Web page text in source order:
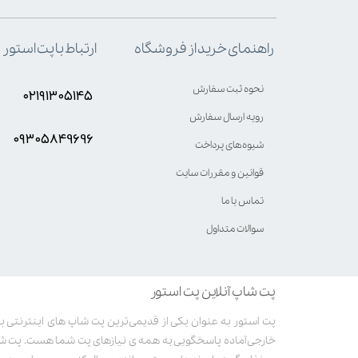
پت شاپ آنلاین پت استور
خارجی آماده پاسخگویی به همه ی نیازهای پت شما هست. پت
راهنمای خرید از فروشگاه
نحوه ثبت سفارش
رویه ارسال سفارش
شیوه‌های پرداخت
قوانین و مقررات سایت
تماس با ما
سوالات متداول
ارتباط با پت استور
۰۲۱۹۱۳۰۵۱۴۵
۰۹۳۰۵8۴9696